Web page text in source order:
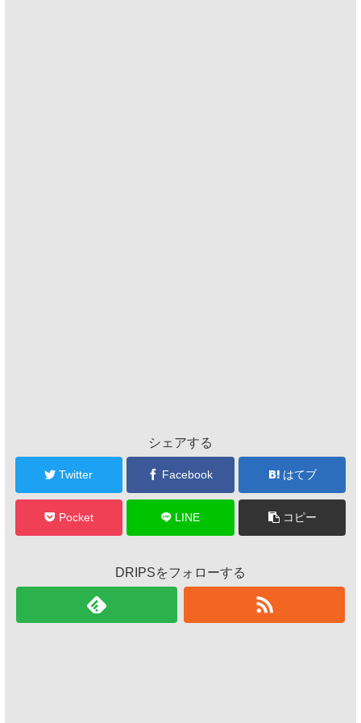
シェアする
Twitter Facebook はてブ
Pocket LINE コピー
DRIPSをフォローする